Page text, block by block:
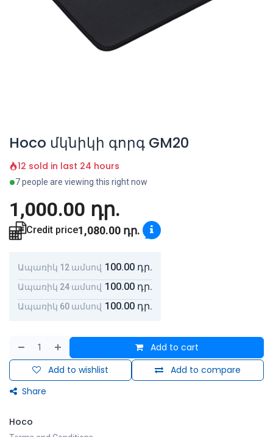
Hoco մկնիկի գորգ GM20
12 sold in last 24 hours
7 people are viewing this right now
1,000.00 դր.
Credit price1,080.00 դր.
Ապառիկ 12 ամսով 100.00 դր.
Ապառիկ 24 ամսով 100.00 դր.
Ապառիկ 60 ամսով 100.00 դր.
Add to cart
Add to compare
Add to wishlist
Share
Hoco